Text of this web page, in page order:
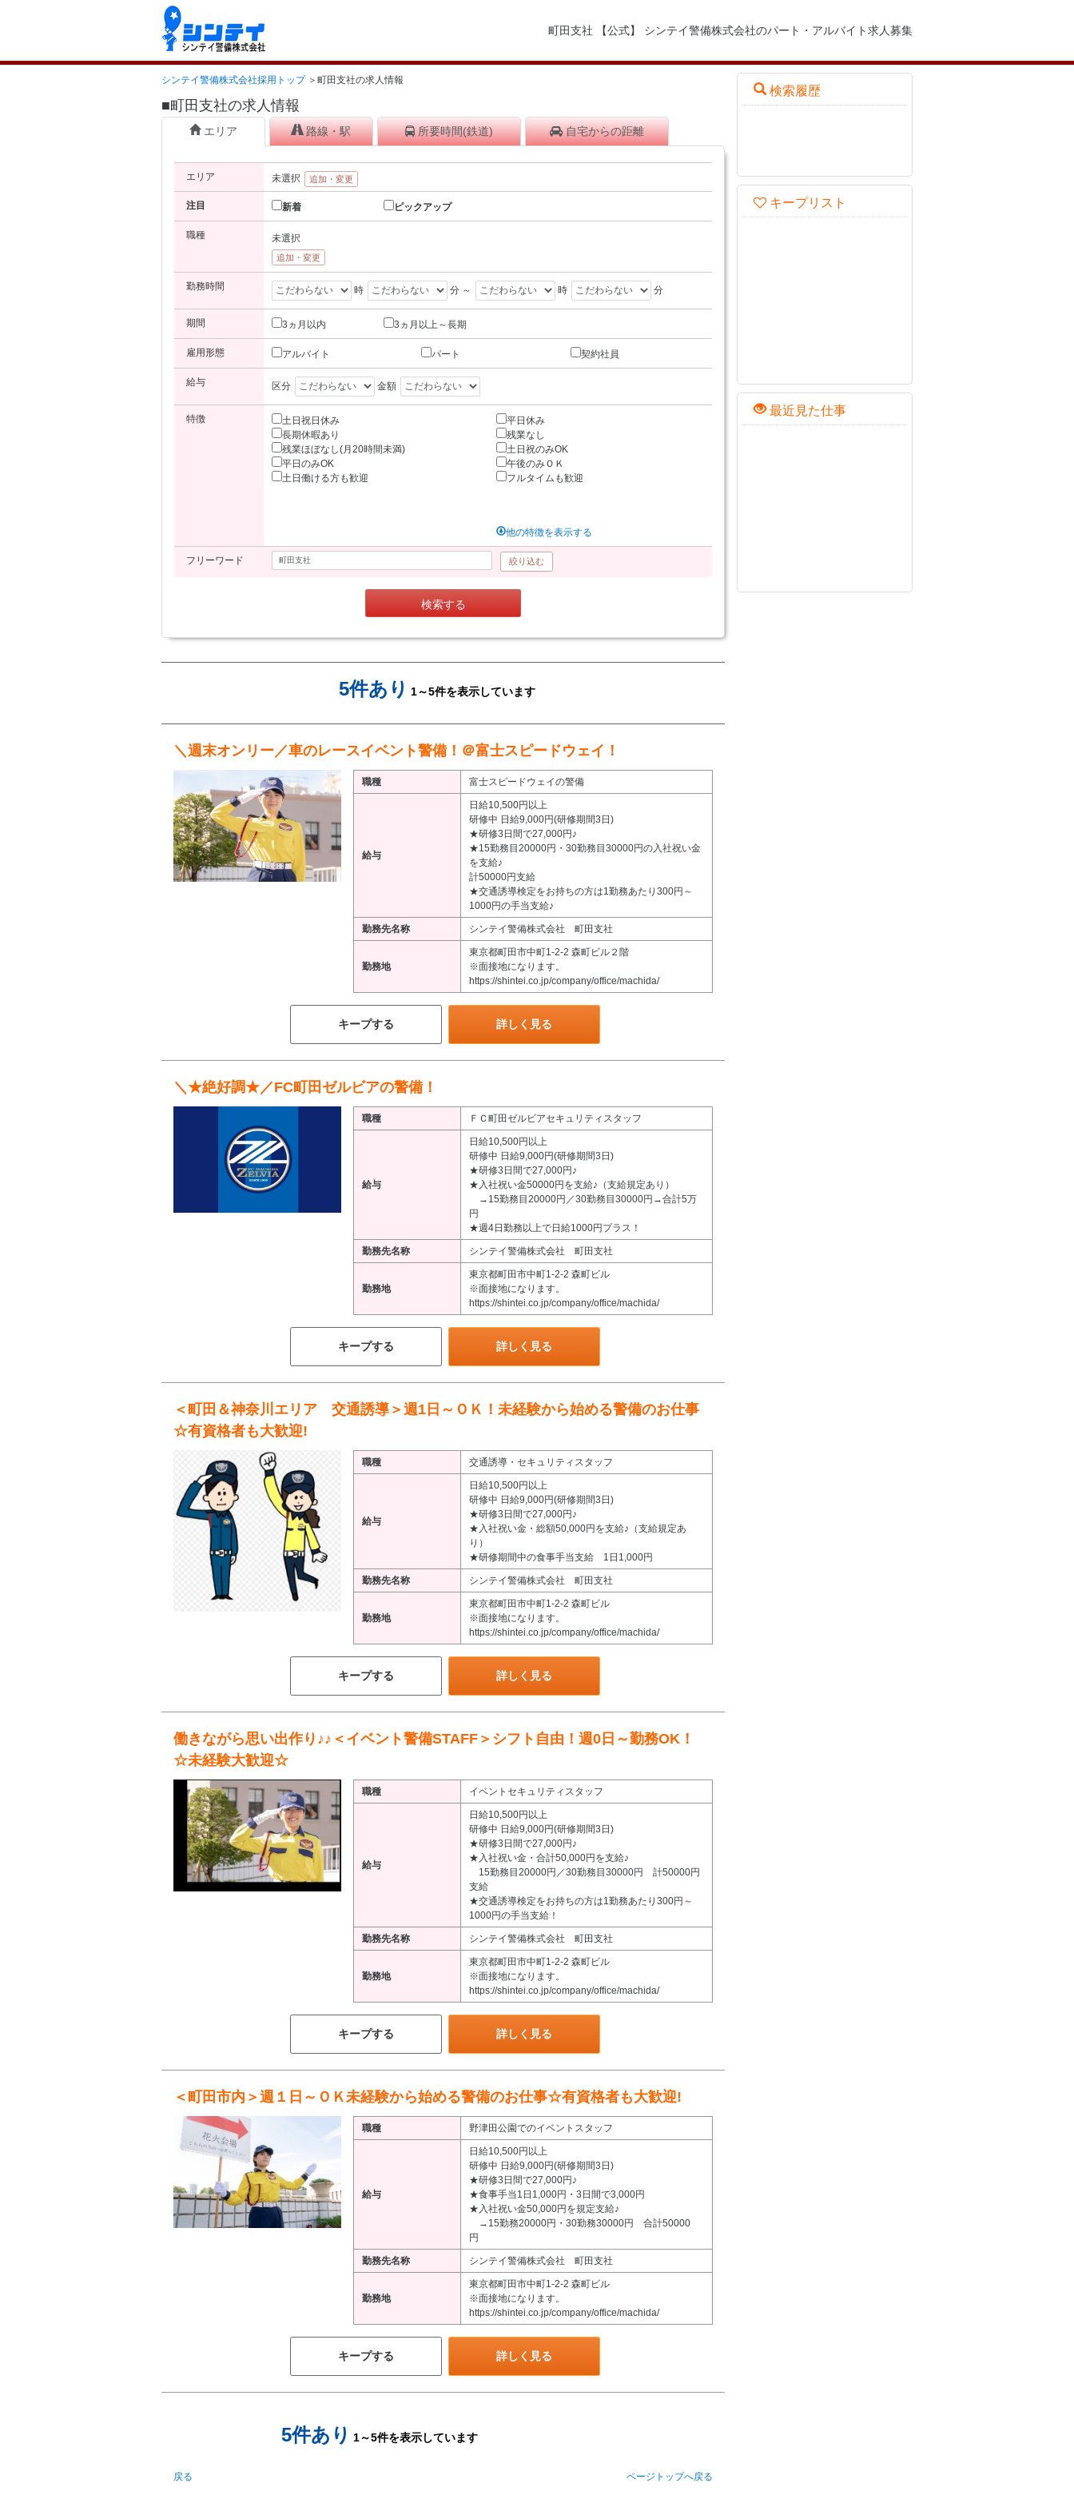
町田支社 【公式】 シンテイ警備株式会社のパート・アルバイト求人募集
シンテイ警備株式会社採用トップ ＞ 町田支社の求人情報
■町田支社の求人情報
エリア 路線・駅 所要時間(鉄道) 自宅からの距離
エリア 未選択 追加・変更
注目 新着 ピックアップ
職種 未選択
追加・変更
勤務時間 時 分 ～ 時 分
期間 3ヵ月以内 3ヵ月以上～長期
雇用形態 アルバイト パート 契約社員
給与 区分 金額
特徴 土日祝日休み
平日休み
長期休暇あり
残業なし
残業ほぼなし(月20時間未満)
土日祝のみOK
平日のみOK
午後のみＯＫ
土日働ける方も歓迎
フルタイムも歓迎
他の特徴を表示する
フリーワード 絞り込む
検索する
5件あり 1～5件を表示しています
＼週末オンリー／車のレースイベント警備！＠富士スピードウェイ！
職種 富士スピードウェイの警備
給与
日給10,500円以上
研修中 日給9,000円(研修期間3日)
★研修3日間で27,000円♪
★15勤務目20000円・30勤務目30000円の入社祝い金
を支給♪
計50000円支給
★交通誘導検定をお持ちの方は1勤務あたり300円～
1000円の手当支給♪
勤務先名称 シンテイ警備株式会社 町田支社
勤務地
東京都町田市中町1-2-2 森町ビル２階
※面接地になります。
https://shintei.co.jp/company/office/machida/
キープする 詳しく見る
＼★絶好調★／FC町田ゼルビアの警備！
職種 ＦＣ町田ゼルビアセキュリティスタッフ
給与
日給10,500円以上
研修中 日給9,000円(研修期間3日)
★研修3日間で27,000円♪
★入社祝い金50000円を支給♪（支給規定あり）
→15勤務目20000円／30勤務目30000円→合計5万
円
★週4日勤務以上で日給1000円プラス！
勤務先名称 シンテイ警備株式会社 町田支社
勤務地
東京都町田市中町1-2-2 森町ビル
※面接地になります。
https://shintei.co.jp/company/office/machida/
キープする 詳しく見る
＜町田＆神奈川エリア 交通誘導＞週1日～ＯＫ！未経験から始める警備のお仕事
☆有資格者も大歓迎!
職種 交通誘導・セキュリティスタッフ
給与
日給10,500円以上
研修中 日給9,000円(研修期間3日)
★研修3日間で27,000円♪
★入社祝い金・総額50,000円を支給♪（支給規定あ
り）
★研修期間中の食事手当支給 1日1,000円
勤務先名称 シンテイ警備株式会社 町田支社
勤務地
東京都町田市中町1-2-2 森町ビル
※面接地になります。
https://shintei.co.jp/company/office/machida/
キープする 詳しく見る
働きながら思い出作り♪♪＜イベント警備STAFF＞シフト自由！週0日～勤務OK！
☆未経験大歓迎☆
職種 イベントセキュリティスタッフ
給与
日給10,500円以上
研修中 日給9,000円(研修期間3日)
★研修3日間で27,000円♪
★入社祝い金・合計50,000円を支給♪
15勤務目20000円／30勤務目30000円 計50000円
支給
★交通誘導検定をお持ちの方は1勤務あたり300円～
1000円の手当支給！
勤務先名称 シンテイ警備株式会社 町田支社
勤務地
東京都町田市中町1-2-2 森町ビル
※面接地になります。
https://shintei.co.jp/company/office/machida/
キープする 詳しく見る
＜町田市内＞週１日～ＯＫ未経験から始める警備のお仕事☆有資格者も大歓迎!
職種 野津田公園でのイベントスタッフ
給与
日給10,500円以上
研修中 日給9,000円(研修期間3日)
★研修3日間で27,000円♪
★食事手当1日1,000円・3日間で3,000円
★入社祝い金50,000円を規定支給♪
→15勤務20000円・30勤務30000円 合計50000
円
勤務先名称 シンテイ警備株式会社 町田支社
勤務地
東京都町田市中町1-2-2 森町ビル
※面接地になります。
https://shintei.co.jp/company/office/machida/
キープする 詳しく見る
5件あり 1～5件を表示しています
戻る ページトップへ戻る
検索履歴
キープリスト
最近見た仕事